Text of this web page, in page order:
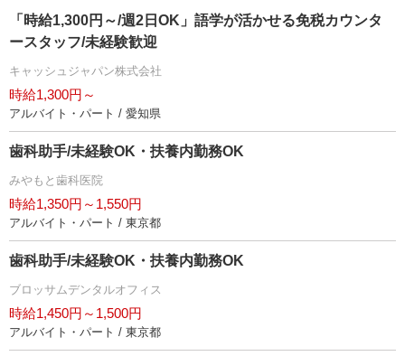
「時給1,300円～/週2日OK」語学が活かせる免税カウンタ
ースタッフ/未経験歓迎
キャッシュジャパン株式会社
時給1,300円～
アルバイト・パート / 愛知県
歯科助手/未経験OK・扶養内勤務OK
みやもと歯科医院
時給1,350円～1,550円
アルバイト・パート / 東京都
歯科助手/未経験OK・扶養内勤務OK
ブロッサムデンタルオフィス
時給1,450円～1,500円
アルバイト・パート / 東京都